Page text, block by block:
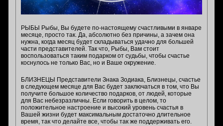
РЫБЫ Рыбы, Вы будете по-настоящему счастливыми в январе
месяце, просто так. Да, абсолютно без причины, а зачем она
нужна, когда месяц будет складываться удачно для большей
части представителей. Так что, Рыбы, Вам стоит
воспользоваться таким подарком от судьбы, чтобы счастье
коснулось не только Вас, но и Ваше окружение.
БЛИЗНЕЦЫ Представители Знака Зодиака, Близнецы, счастье
в следующем месяце для Вас будет заключаться в том, что Вы
получите большое количество подарков, от людей, которые
для Вас небезразличны. Если говорить в целом, то
положительное настроение и высокий уровень счастья в
Вашей жизни будет максимальным достаточно длительное
время, так что делайте все, чтобы так же поддерживать его.